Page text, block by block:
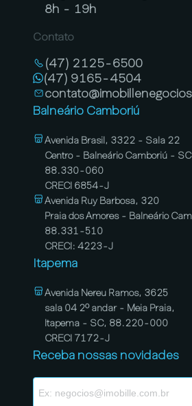
8h - 19h
Contato
(47) 2125-6500
(47) 9165-4504
Balneário Camboriú
Avenida Brasil, 3322 - Sala 22
Centro - Balneário Camboriú -
88.330-060
CRECI 6854-J
Avenida Ruy Barbosa, 320
Praia dos Amores - Balneário
88.331-510
CRECI: 4223-J
Itapema
Avenida Nereu Ramos, 3625
sala 04 2º andar - Meia Praia,
Itapema - SC, 88.220-000
CRECI 7172-J
Receba nossas novidades